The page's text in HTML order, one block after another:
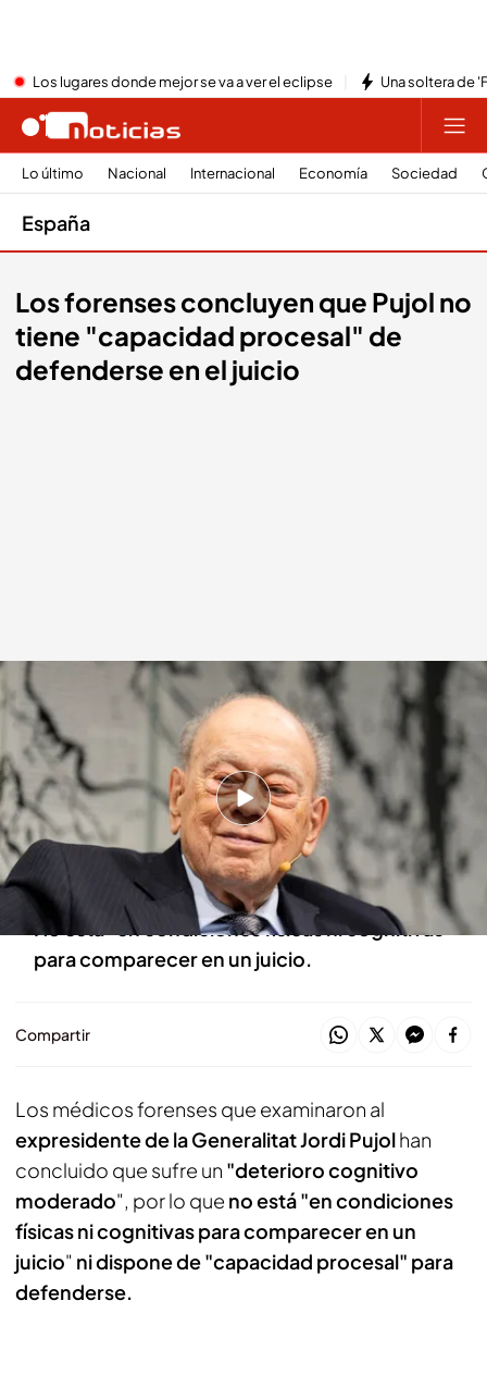
Los lugares donde mejor se va a ver el eclipse Una soltera de
Lo último Nacional Internacional Economía Sociedad
España
Los forenses concluyen que Pujol no
tiene "capacidad procesal" de
defenderse en el juicio
Una imagen de Jordi Pujol.EFE
Redacción digital Noticias Cuatro Agencia EFE
Europa Press
17 NOV 2025 - 18:02h.
Pujol mejora de su neumonía, la fiebre ha
desaparecido, pero la insuficiencia respiratoria
es aguda.
No está "en condiciones físicas ni cognitivas
para comparecer en un juicio.
Compartir
Los médicos forenses que examinaron al
expresidente de la Generalitat Jordi Pujolhan
concluido que sufre un "deterioro cognitivo
moderado", por lo que no está "en condiciones
físicas ni cognitivas para comparecer en un
juicio" ni dispone de "capacidad procesal" para
defenderse.